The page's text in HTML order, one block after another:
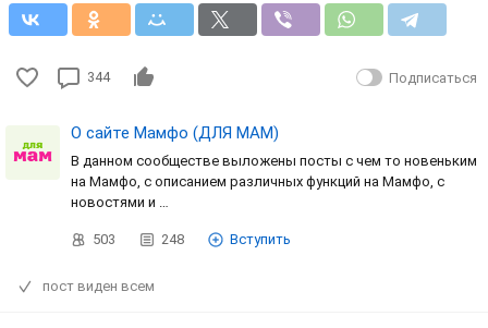
344 Подписаться
О сайте Мамфо (ДЛЯ МАМ)
В данном сообществе выложены посты с чем то новеньким
на Мамфо, с описанием различных функций на Мамфо, с
новостями и …
503 248 Вступить
пост виден всем